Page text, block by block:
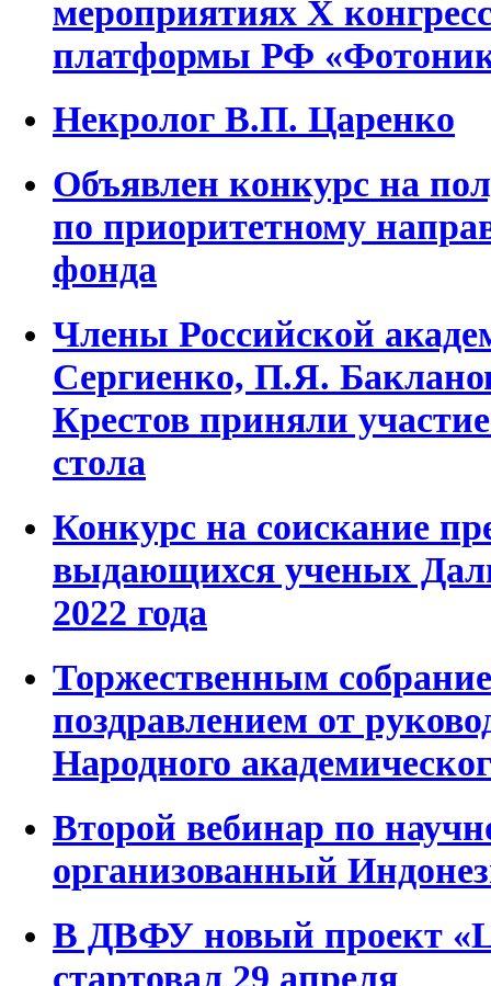
мероприятиях Х
платформы РФ
Некролог В.П. Царенко
Объявлен конкурс на
по приоритетному
фонда
Члены Российской
Сергиенко, П.Я.
Крестов приняли
стола
Конкурс на соискание
выдающихся ученых
2022 года
Торжественным
поздравлением от
Народного
Второй вебинар по
организованный
В ДВФУ новый проект
стартовал 29 апреля